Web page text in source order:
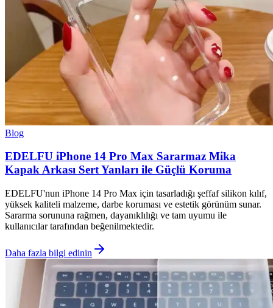
Blog
EDELFU iPhone 14 Pro Max Sararmaz Mika
Kapak Arkası Sert Yanları ile Güçlü Koruma
EDELFU'nun iPhone 14 Pro Max için tasarladığı şeffaf silikon kılıf,
yüksek kaliteli malzeme, darbe koruması ve estetik görünüm sunar.
Sararma sorununa rağmen, dayanıklılığı ve tam uyumu ile
kullanıcılar tarafından beğenilmektedir.
Daha fazla bilgi edinin